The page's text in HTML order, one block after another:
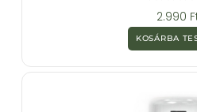
z
5
b
2.990
KOSÁRBA